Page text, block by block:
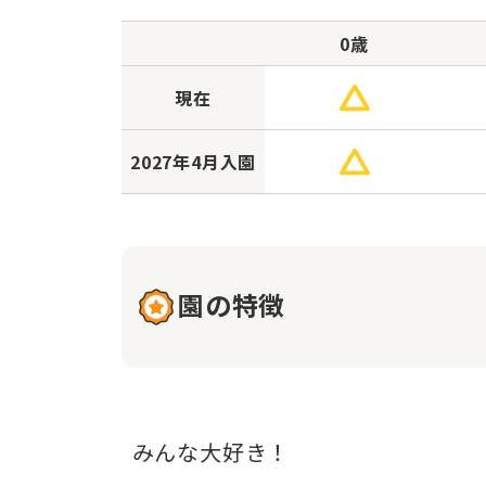
0歳
現在
2027年4月入園
園の特徴